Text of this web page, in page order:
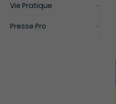
Vie Pratique
Presse Pro